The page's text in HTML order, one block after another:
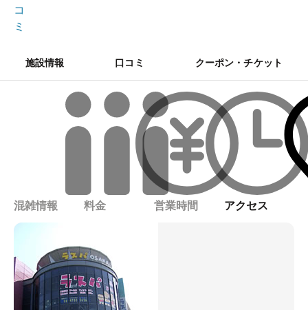
コ
ミ
施設情報 口コミ クーポン・チケット
混雑情報 料金 営業時間 アクセス